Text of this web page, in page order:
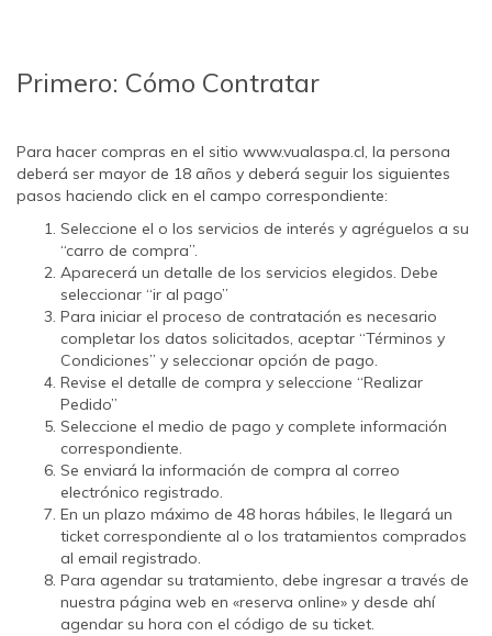
Primero: Cómo Contratar
Para hacer compras en el sitio www.vualaspa.cl, la persona
deberá ser mayor de 18 años y deberá seguir los siguientes
pasos haciendo click en el campo correspondiente:
Seleccione el o los servicios de interés y agréguelos a su
“carro de compra”.
Aparecerá un detalle de los servicios elegidos. Debe
seleccionar “ir al pago”
Para iniciar el proceso de contratación es necesario
completar los datos solicitados, aceptar “Términos y
Condiciones” y seleccionar opción de pago.
Revise el detalle de compra y seleccione “Realizar
Pedido”
Seleccione el medio de pago y complete información
correspondiente.
Se enviará la información de compra al correo
electrónico registrado.
En un plazo máximo de 48 horas hábiles, le llegará un
ticket correspondiente al o los tratamientos comprados
al email registrado.
Para agendar su tratamiento, debe ingresar a través de
nuestra página web en «reserva online» y desde ahí
agendar su hora con el código de su ticket.